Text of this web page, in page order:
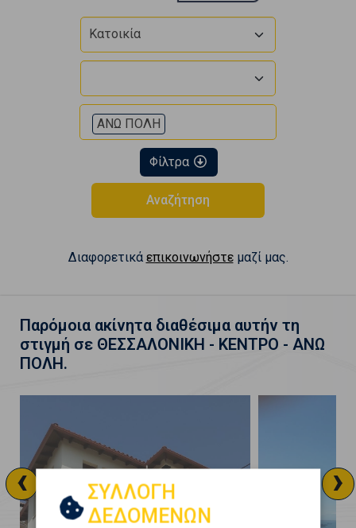
Κατοικία
ΑΝΩ ΠΟΛΗ
Φίλτρα
Αναζήτηση
Διαφορετικά επικοινωνήστεμαζί μας.
Παρόμοια ακίνητα διαθέσιμα αυτήν τη
στιγμή σε ΘΕΣΣΑΛΟΝΙΚΗ - ΚΕΝΤΡΟ - ΑΝΩ
ΠΟΛΗ.
‹ ›
ΣΥΛΛΟΓΗ
ΔΕΔΟΜΕΝΩΝ